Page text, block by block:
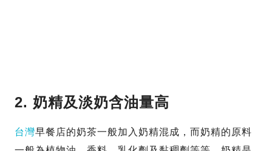
2. 奶精及淡奶含油量高
台灣早餐店的奶茶一般加入奶精混成，而奶精的原料